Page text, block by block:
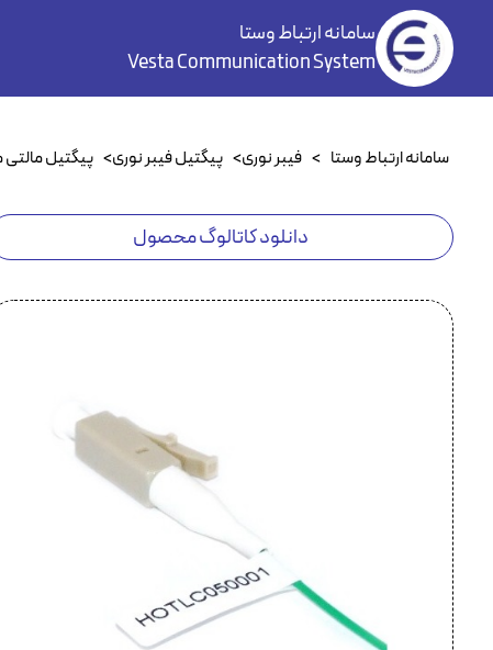
سامانه ارتباط وستا
Vesta Communication System
سامانه ارتباط وستا > فیبر نوری> پیگتیل فیبر نوری> پیگتیل
دانلود کاتالوگ محصول